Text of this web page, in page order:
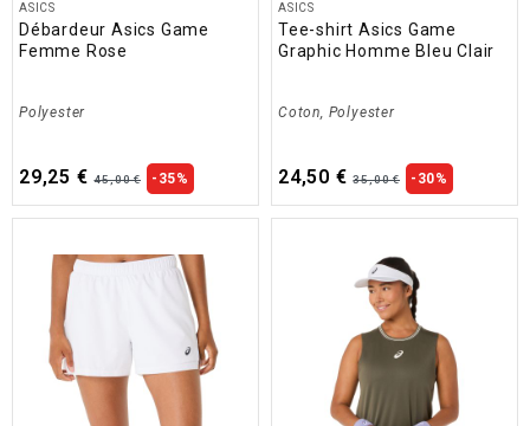
ASICS
Débardeur Asics Game
Femme Rose
Polyester
29,25 € 45,00 € -35%
ASICS
Tee-shirt Asics Game
Graphic Homme Bleu Clair
Coton, Polyester
24,50 € 35,00 € -30%